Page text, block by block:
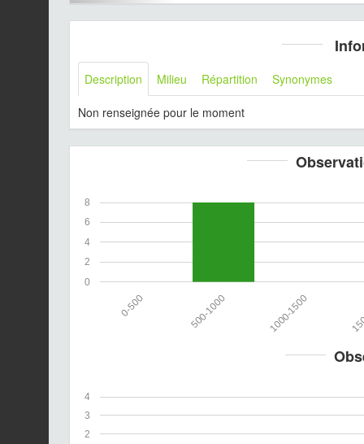
Description Milieu Répartition Synonymes
Non renseignée pour le moment
0
2
4
6
8
1000-1500
500-1000
0-500
2
3
4